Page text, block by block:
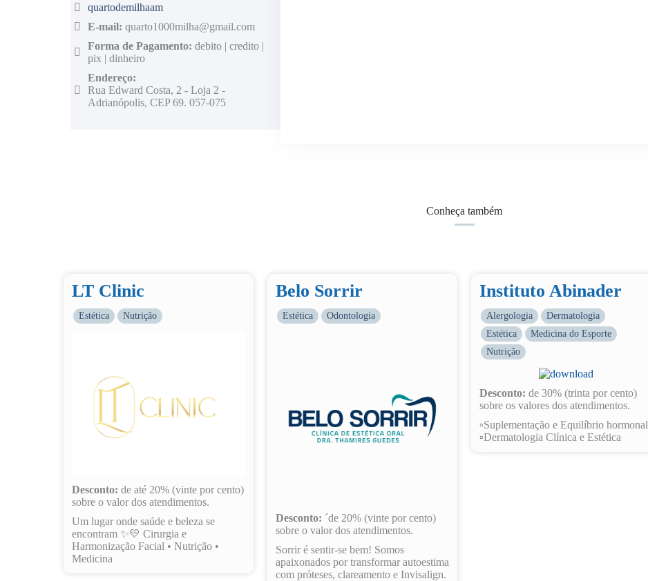
quartodemilhaam
E-mail: quarto1000milha@gmail.com
Forma de Pagamento: debito | credito |
pix | dinheiro
Endereço:
Rua Edward Costa, 2 - Loja 2 -
Adrianópolis, CEP 69. 057-075
Conheça também
LT Clinic
Estética Nutrição
Desconto: de até 20% (vinte por cento)
sobre o valor dos atendimentos.
Um lugar onde saúde e beleza se
encontram ✨💛 Cirurgia e
Harmonização Facial • Nutrição •
Medicina
Belo Sorrir
Estética Odontologia
Desconto: ´de 20% (vinte por cento)
sobre o valor dos atendimentos.
Sorrir é sentir-se bem! Somos
apaixonados por transformar autoestima
com próteses, clareamento e Invisalign.
Instituto Abinader
Alergologia
Dermatologia
Estética
Medicina do Esporte
Nutrição
Desconto: de 30% (trinta por cento)
sobre os valores dos atendimentos.
▫️Suplementação e Equilíbrio hormonal
▫️Dermatologia Clínica e Estética